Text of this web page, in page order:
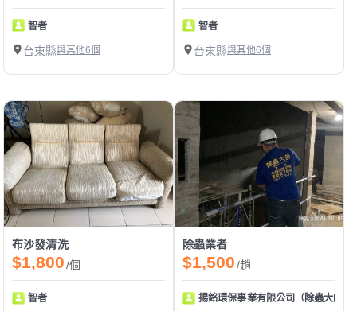
智者
台東縣與其他6個
智者
台東縣與其他6個
布沙發清洗
$1,800/個
智者
除蟲業者
$1,500/趟
揚銘環保事業有限公司（除蟲大師：